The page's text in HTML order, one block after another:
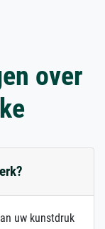
over
uw kunstdruk